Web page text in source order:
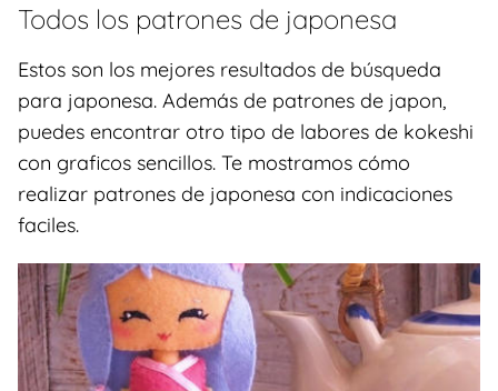
Todos los patrones de japonesa
Estos son los mejores resultados de búsqueda
para japonesa. Además de patrones de japon,
puedes encontrar otro tipo de labores de kokeshi
con graficos sencillos. Te mostramos cómo
realizar patrones de japonesa con indicaciones
faciles.